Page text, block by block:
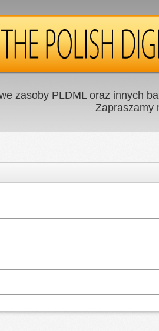
zasoby PLDML oraz innych
Zapraszamy